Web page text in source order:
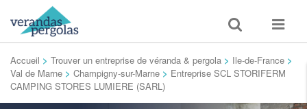
Toggle
search
Toggle
Accueil > Trouver un entreprise de véranda & pergola > Ile-de-France >
Val de Marne > Champigny-sur-Marne > Entreprise SCL STORIFERM
CAMPING STORES LUMIERE (SARL)